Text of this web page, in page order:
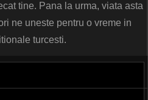
tine. Pana la urma, viata asta
ne uneste pentru o vreme in
turcesti.